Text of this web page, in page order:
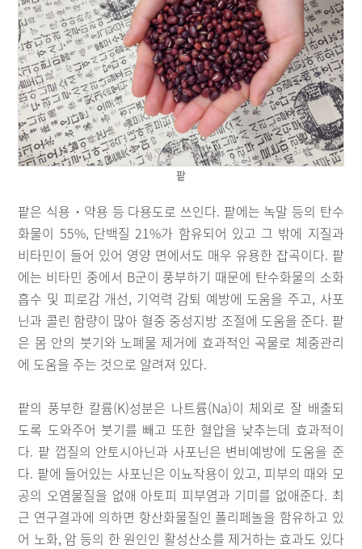
팥
팥은 식용・약용 등 다용도로 쓰인다. 팥에는 녹말 등의 탄수
화물이 55%, 단백질 21%가 함유되어 있고 그 밖에 지질과
비타민이 들어 있어 영양 면에서도 매우 유용한 잡곡이다. 팥
에는 비타민 중에서 B군이 풍부하기 때문에 탄수화물의 소화
흡수 및 피로감 개선, 기억력 감퇴 예방에 도움을 주고, 사포
닌과 콜린 함량이 많아 혈중 중성지방 조절에 도움을 준다. 팥
은 몸 안의 붓기와 노폐물 제거에 효과적인 곡물로 체중관리
에 도움을 주는 것으로 알려져 있다.
팥의 풍부한 칼륨(K)성분은 나트륨(Na)이 체외로 잘 배출되
도록 도와주어 붓기를 빼고 또한 혈압을 낮추는데 효과적이
다. 팥 껍질의 안토시아닌과 사포닌은 변비예방에 도움을 준
다. 팥에 들어있는 사포닌은 이뇨작용이 있고, 피부의 때와 모
공의 오염물질을 없애 아토피 피부염과 기미를 없애준다. 최
근 연구결과에 의하면 항산화물질인 폴리페놀을 함유하고 있
어 노화, 암 등의 한 원인인 활성산소를 제거하는 효과도 있다